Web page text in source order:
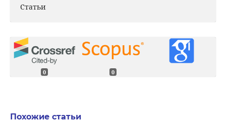
Статьи
0 0
Похожие статьи